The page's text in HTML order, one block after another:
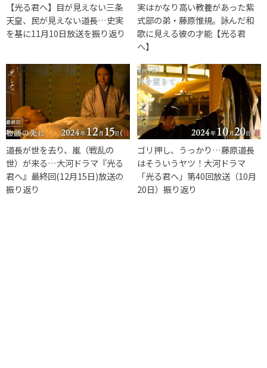
【光る君へ】目が見えない三条
天皇、民が見えない道長…史実
を基に11月10日放送を振り返り
実はかなり高い教養があった紫
式部の弟・藤原惟規。詠んだ和
歌に見える彼の才能【光る君
へ】
道長が世を去り、嵐（戦乱の
世）が来る…大河ドラマ『光る
君へ』最終回(12月15日)放送の
振り返り
ゴリ押し、うっかり…藤原道長
はそういうヤツ！大河ドラマ
「光る君へ」第40回放送（10月
20日）振り返り